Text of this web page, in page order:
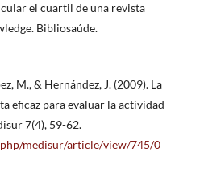
el cuartil de una revista
Bibliosaúde.
M., & Hernández, J. (2009). La
eficaz para evaluar la actividad
7(4), 59-62.
medisur/article/view/745/0